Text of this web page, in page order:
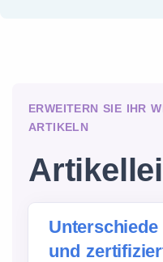
ERWEITERN SIE IHR
ARTIKELN
und